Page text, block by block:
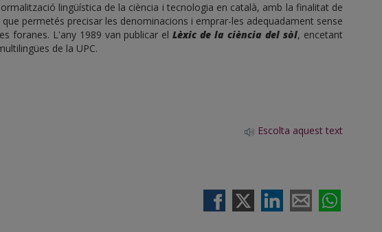
lingüística de la ciència i tecnologia en català, amb la finalitat de
permetés precisar les denominacions i emprar-les adequadament sense
foranes. L'any 1989 van publicar elLèxic de la ciència del sòl, encetant
de la UPC.
Escolta aquest text